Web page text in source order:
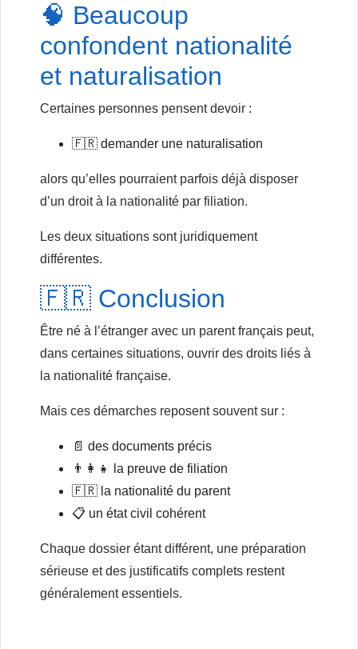
🧠 Beaucoup
confondent nationalité
et naturalisation
Certaines personnes pensent devoir :
🇫🇷 demander une naturalisation
alors qu’elles pourraient parfois déjà disposer
d’un droit à la nationalité par filiation.
Les deux situations sont juridiquement
différentes.
🇫🇷 Conclusion
Être né à l’étranger avec un parent français peut,
dans certaines situations, ouvrir des droits liés à
la nationalité française.
Mais ces démarches reposent souvent sur :
📄 des documents précis
👨‍👩‍👧 la preuve de filiation
🇫🇷 la nationalité du parent
📋 un état civil cohérent
Chaque dossier étant différent, une préparation
sérieuse et des justificatifs complets restent
généralement essentiels.